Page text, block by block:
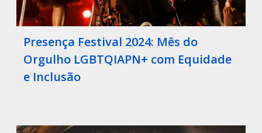
Presença Festival 2024: Mês do
Orgulho LGBTQIAPN+ com Equidade
e Inclusão